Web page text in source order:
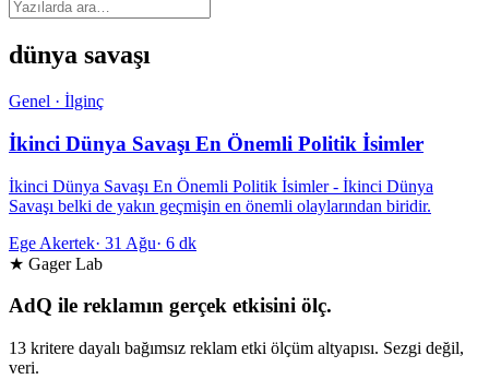
dünya savaşı
Genel · İlginç
İkinci Dünya Savaşı En Önemli Politik İsimler
İkinci Dünya Savaşı En Önemli Politik İsimler - İkinci Dünya
Savaşı belki de yakın geçmişin en önemli olaylarından biridir.
Ege Akertek· 31 Ağu· 6 dk
★ Gager Lab
AdQ ile reklamın gerçek etkisini ölç.
13 kritere dayalı bağımsız reklam etki ölçüm altyapısı. Sezgi değil,
veri.